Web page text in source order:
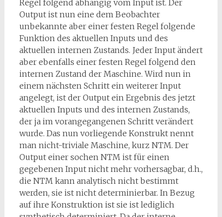
Regel folgend abhängig vom Input ist. Der
Output ist nun eine dem Beobachter
unbekannte aber einer festen Regel folgende
Funktion des aktuellen Inputs und des
aktuellen internen Zustands. Jeder Input ändert
aber ebenfalls einer festen Regel folgend den
internen Zustand der Maschine. Wird nun in
einem nächsten Schritt ein weiterer Input
angelegt, ist der Output ein Ergebnis des jetzt
aktuellen Inputs und des internen Zustands,
der ja im vorangegangenen Schritt verändert
wurde. Das nun vorliegende Konstrukt nennt
man nicht-triviale Maschine, kurz NTM. Der
Output einer sochen NTM ist für einen
gegebenen Input nicht mehr vorhersagbar, d.h.,
die NTM kann analytisch nicht bestimmt
werden, sie ist nicht determinierbar. In Bezug
auf ihre Konstruktion ist sie ist lediglich